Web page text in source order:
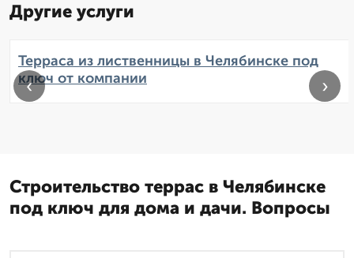
Другие услуги
Терраса из лиственницы в Челябинске под
ключ от компании
‹ ›
Строительство террас в Челябинске
под ключ для дома и дачи. Вопросы